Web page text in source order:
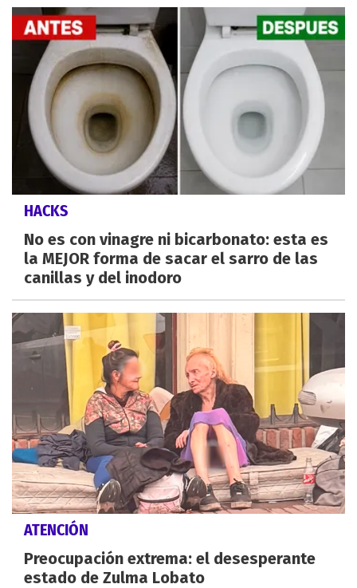
HACKS
No es con vinagre ni bicarbonato: esta es
la MEJOR forma de sacar el sarro de las
canillas y del inodoro
ATENCIÓN
Preocupación extrema: el desesperante
estado de Zulma Lobato